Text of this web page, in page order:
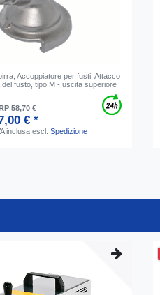
Accoppiatore per fusti, Attacco
fusto, tipo M - uscita superiore
58,70 €
€ *
inclusaescl. Spedizione